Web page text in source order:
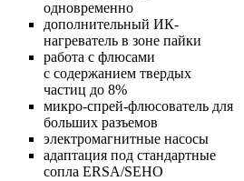
одновременно
дополнительный ИК-
нагреватель в зоне пайки
работа с флюсами
с содержанием твердых
частиц до 8%
микро-спрей-флюсователь для
больших разъемов
электромагнитные насосы
адаптация под стандартные
сопла ERSA/SEHO